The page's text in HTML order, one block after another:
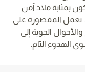
بمثابة ملاذ آمن
تعمل المقصورة على
الجوية إلى
الهدوء التام.